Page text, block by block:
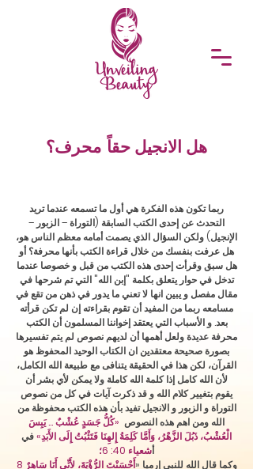
هل الانجيل حقاً محرف؟
ربما تكون هذه الفكرة هي أول ما تسمعه عندما تريد
التحدث عن إحدى الكتب السابقة (التوراة – الزبور –
الإنجيل) ولكن السؤال الذي يصمت أمامه معظم الناس هو،
هل عرفت بنفسك من خلال قراءة الكتب بأنها محرفة؟ أو
هل سبق وقرأت إحدى هذه الكتب من قبل و خصوصا عندما
تدخل في حوار يتعلق بكلمة "إبن الله" التي تم شرحها في
مقال مفصل و يبين انها لا تعني ما يدور في ذهن من تقع في
مسامعه ربما من المفيد أن تقوم بقراءته إن لم تكن قرأته
بعد. و الأسباب التي يعتقد إخواننا المسلمون أن الكتب
محرفة عديدة ولعل أهمها أن لديهم نصوص لم يتم تفسيرها
بصورة صحيحة معتقدين ان الكتاب الوحيد المحفوظ هو
القرآن، لكن هذا في الحقيقة يتنافى مع طبيعة الله الكامل،
لأن الله كامل إذا كلمة الله كاملة ولا يمكن لأي بشر أن
يقوم بتغيير كلام الله و قد ذكرت آيات في كل من نصوص
التوراة و الزبور و الانجيل تفيد بأن هذه الكتب محفوظة من
الله ومن اهم هذه النصوص «كُلُّ جَسَدٍ عُشْبٌ ... يَبِسَ
الْعُشْبُ، ذَبُلَ الزَّهْرُ، وَأَمَّا كَلِمَةُ إِلهِنَا فَتَثْبُتُ إِلَى الأَبَدِ»في
أشعياء
8
وكما قال الله للنبي إرميا «أَحْسَنْتَ الرُّؤْيَةَ، لأَنِّي أَنَا سَاهِرٌ